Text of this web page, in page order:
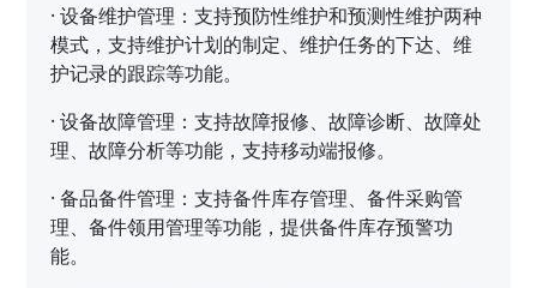
·设备维护管理：支持预防性维护和预测性维护两种
模式，支持维护计划的制定、维护任务的下达、维
护记录的跟踪等功能。
·设备故障管理：支持故障报修、故障诊断、故障处
理、故障分析等功能，支持移动端报修。
·备品备件管理：支持备件库存管理、备件采购管
理、备件领用管理等功能，提供备件库存预警功
能。